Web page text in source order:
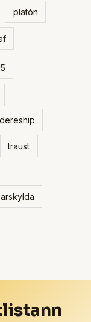
platón
traust